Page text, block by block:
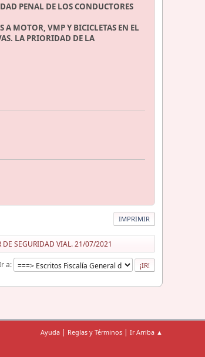
PENAL DE LOS CONDUCTORES
MOTOR, VMP Y BICICLETAS EN EL
LA PRIORIDAD DE LA
IMPRIMIR
DE SEGURIDAD VIAL. 21/07/2021
a
Ayuda | Reglas y Términos | Ir Arriba ▲